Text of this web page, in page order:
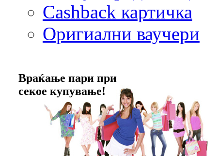
Cashback картичка
Оригиални ваучери
Враќање пари при
секое купување!